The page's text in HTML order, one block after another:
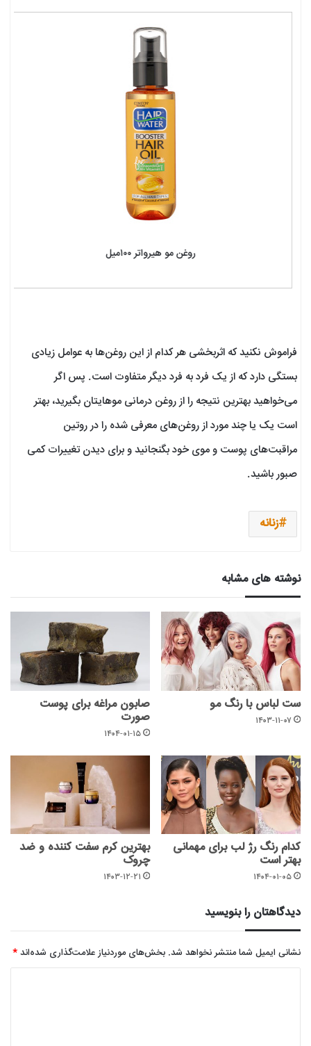
روغن مو هیرواتر ۱۰۰میل
فراموش نکنید که اثربخشی هر کدام از این روغن‌ها به عوامل زیادی
بستگی دارد که از یک فرد به فرد دیگر متفاوت است. پس اگر
می‌خواهید بهترین نتیجه را از روغن درمانی موهایتان بگیرید، بهتر
است یک یا چند مورد از روغن‌های معرفی شده را در روتین
مراقبت‌های پوست و موی خود بگنجانید و برای دیدن تغییرات کمی
صبور باشید.
زنانه
نوشته های مشابه
ست لباس با رنگ مو
۱۴۰۳-۱۱-۰۷
صابون مراغه برای پوست
صورت
۱۴۰۴-۰۱-۱۵
کدام رنگ رژ لب برای مهمانی
بهتر است
۱۴۰۴-۰۱-۰۵
بهترین کرم سفت کننده و ضد
چروک
۱۴۰۳-۱۲-۲۱
دیدگاهتان را بنویسید
نشانی ایمیل شما منتشر نخواهد شد. بخش‌های موردنیاز علامت‌گذاری شده‌اند*